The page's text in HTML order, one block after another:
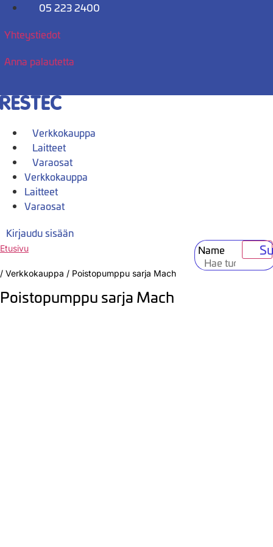
Mene
05 223 2400
Yhteystiedot
Anna palautetta
Verkkokauppa
Laitteet
Varaosat
Verkkokauppa
Laitteet
Varaosat
Kirjaudu sisään
Name
Etusivu
/ Verkkokauppa / Poistopumppu sarja Mach
Poistopumppu sarja Mach